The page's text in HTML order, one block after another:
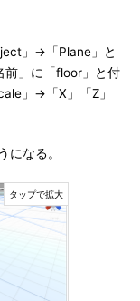
」→「Plane」と
前」に「floor」と付
」→「X」「Z」
なる。